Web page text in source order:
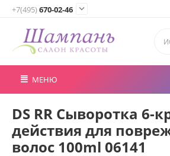
+7(495)670-02-46 
МЕНЮ
DS RR Сыворотка 6-
действия для
волос 100ml 06141